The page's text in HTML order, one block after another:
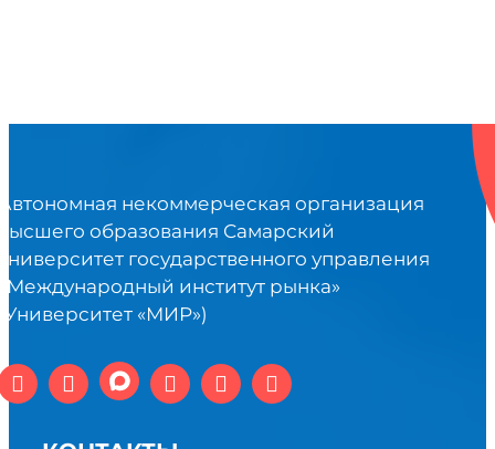
некоммерческая организация
образования Самарский
государственного управления
институт рынка»
«МИР»)